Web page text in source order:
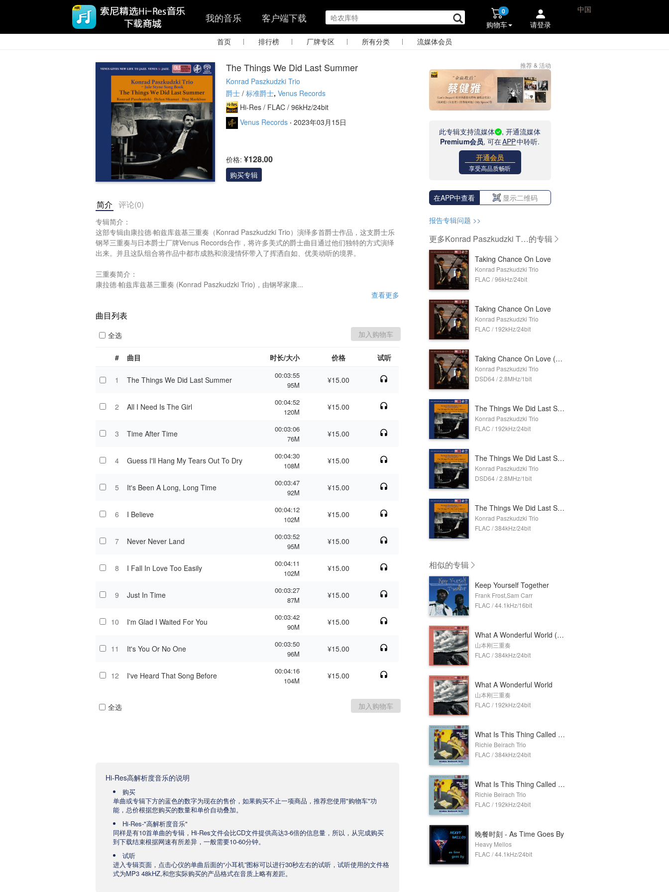
我的音乐 客户端下载 0
购物车 请登录
中国
首页 | 排行榜 | 厂牌专区 | 所有分类 | 流媒体会员
The Things We Did Last Summer
Konrad Paszkudzki Trio
爵士 / 标准爵士, Venus Records
Hi-Res / FLAC / 96kHz/24bit
Venus Records · 2023年03月15日
价格: ¥128.00
购买专辑
简介 评论(0)
专辑简介：
这部专辑由康拉德·帕兹库兹基三重奏（Konrad Paszkudzki Trio）演绎多首爵士作品，这支爵士乐
钢琴三重奏与日本爵士厂牌Venus Records合作，将许多美式的爵士曲目通过他们独特的方式演绎
出来。并且这队组合将作品中都市成熟和浪漫情怀带入了挥洒自如、优美动听的境界。
三重奏简介：
康拉德·帕兹库兹基三重奏 (Konrad Paszkudzki Trio)，由钢琴家康...
查看更多
曲目列表
全选
# 曲目 时长/大小 价格 试听
1 The Things We Did Last Summer
00:03:55
95M
¥15.00
2 All I Need Is The Girl
00:04:52
120M
¥15.00
3 Time After Time
00:03:06
76M
¥15.00
4 Guess I'll Hang My Tears Out To Dry
00:04:30
108M
¥15.00
5 It's Been A Long, Long Time
00:03:47
92M
¥15.00
6 I Believe
00:04:12
102M
¥15.00
7 Never Never Land
00:03:52
95M
¥15.00
8 I Fall In Love Too Easily
00:04:11
102M
¥15.00
9 Just In Time
00:03:27
87M
¥15.00
10 I'm Glad I Waited For You
00:03:42
90M
¥15.00
11 It's You Or No One
00:03:50
96M
¥15.00
12 I've Heard That Song Before
00:04:16
104M
¥15.00
全选
Hi-Res高解析度音乐的说明
购买
单曲或专辑下方的蓝色的数字为现在的售价，如果购买不止一项商品，推荐您使用"购物车"功
能，总价根据您购买的数量和单价自动叠加。
Hi-Res-"高解析度音乐"
同样是有10首单曲的专辑，Hi-Res文件会比CD文件提供高达3-6倍的信息量，所以，从完成购买
到下载结束根据网速有所差异，一般需要10-60分钟。
试听
进入专辑页面，点击心仪的单曲后面的“小耳机”图标可以进行30秒左右的试听，试听使用的文件格
式为MP3 48kHZ,和您实际购买的产品格式在音质上略有差距。
推荐 & 活动
此专辑支持流媒体
, 开通流媒体
Premium会员, 可在APP中聆听.
开通会员
享受高品质畅听
在APP中查看 显示二维码
报告专辑问题 >>
更多Konrad Paszkudzki Tri
o
的专辑
Taking Chance On Love
Konrad Paszkudzki Trio
FLAC / 96kHz/24bit
Taking Chance On Love
Konrad Paszkudzki Trio
FLAC / 192kHz/24bit
Taking Chance On Love (2.8MHz DSD)
Konrad Paszkudzki Trio
DSD64 / 2.8MHz/1bit
The Things We Did Last Summer
Konrad Paszkudzki Trio
FLAC / 192kHz/24bit
The Things We Did Last Summer (2.8MHz DSD)
Konrad Paszkudzki Trio
DSD64 / 2.8MHz/1bit
The Things We Did Last Summer (384kHz DXD)
Konrad Paszkudzki Trio
FLAC / 384kHz/24bit
相似的专辑
Keep Yourself Together
Frank Frost,Sam Carr
FLAC / 44.1kHz/16bit
What A Wonderful World (384kHz DXD)
山本刚三重奏
FLAC / 384kHz/24bit
What A Wonderful World
山本刚三重奏
FLAC / 192kHz/24bit
What Is This Thing Called Love? (384kHz DXD)
Richie Beirach Trio
FLAC / 384kHz/24bit
What Is This Thing Called Love?
Richie Beirach Trio
FLAC / 192kHz/24bit
晚餐时刻 - As Time Goes By
Heavy Mellos
FLAC / 44.1kHz/24bit